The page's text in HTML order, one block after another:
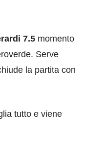
7.5 momento
Serve
la partita con
tutto e viene